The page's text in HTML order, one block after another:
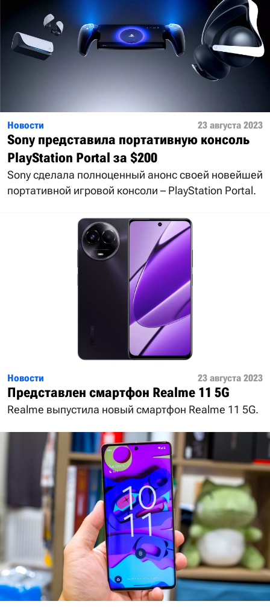
Новости 23 августа 2023
Sony представила портативную консоль
PlayStation Portal за $200
Sony сделала полноценный анонс своей новейшей
портативной игровой консоли – PlayStation Portal.
Новости 23 августа 2023
Представлен смартфон Realme 11 5G
Realme выпустила новый смартфон Realme 11 5G.